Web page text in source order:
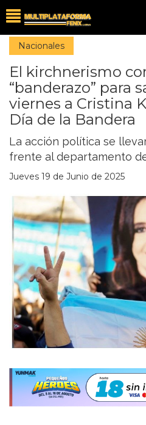
Nacionales
El kirchnerismo
“banderazo” para
viernes a Cristina
Día de la Bandera
La acción política se
frente al departamento
Jueves 19 de Junio de 2025